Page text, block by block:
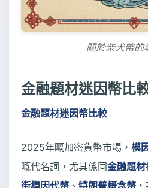
關於柴犬幣的
金融題材迷因幣比
金融題材迷因幣比較
2025年嘅加密貨幣市場， 模
嘅代名詞，尤其係同金融題材
街模因代幣 、 特朗普概念幣